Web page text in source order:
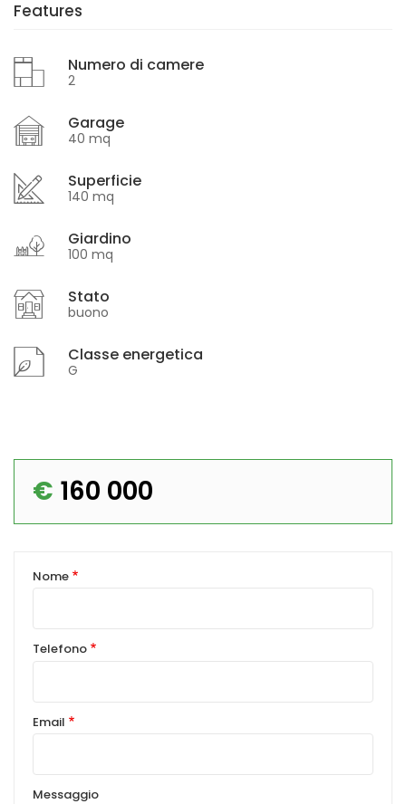
Features
Numero di camere
2
Garage
40 mq
Superficie
140 mq
Giardino
100 mq
Stato
buono
Classe energetica
G
€ 160 000
Nome
Telefono
Email
Messaggio